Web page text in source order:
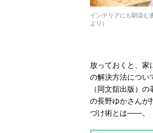
インテリアにも馴染む
より）
放っておくと、
の解決方法につい
（同文舘出版）
の長野ゆかさん
づけ術とは——。